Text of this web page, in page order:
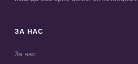
ЗА НАС
За нас